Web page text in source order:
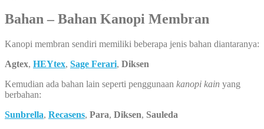
Bahan – Bahan Kanopi Membran
Kanopi membran sendiri memiliki beberapa jenis bahan diantaranya:
Agtex, HEYtex, Sage Ferari, Diksen
Kemudian ada bahan lain seperti penggunaan kanopi kain yang
berbahan:
Sunbrella, Recasens, Para, Diksen, Sauleda